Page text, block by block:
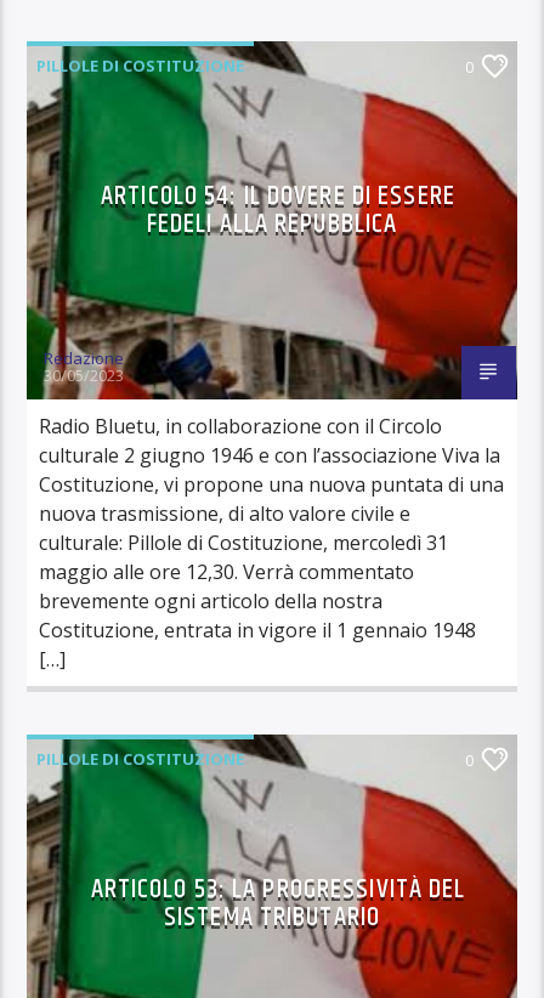
PILLOLE DI COSTITUZIONE 0
ARTICOLO 54: IL DOVERE DI ESSERE
FEDELI ALLA REPUBBLICA
Redazione
30/05/2023
Radio Bluetu, in collaborazione con il Circolo
culturale 2 giugno 1946 e con l’associazione Viva la
Costituzione, vi propone una nuova puntata di una
nuova trasmissione, di alto valore civile e
culturale: Pillole di Costituzione, mercoledì 31
maggio alle ore 12,30. Verrà commentato
brevemente ogni articolo della nostra
Costituzione, entrata in vigore il 1 gennaio 1948
[…]
PILLOLE DI COSTITUZIONE 0
ARTICOLO 53: LA PROGRESSIVITÀ DEL
SISTEMA TRIBUTARIO